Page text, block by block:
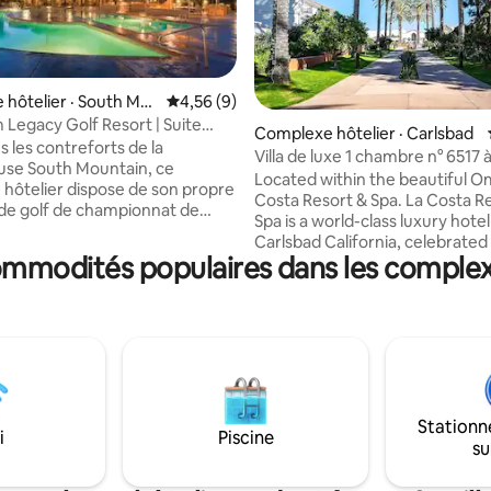
sur 5, 17 commentaires
hôtelier · South Mo
Note moyenne de 4,56 sur 5, 9
4,56 (9)
Legacy Golf Resort | Suite
Blc
les contreforts de la
South Mountain, ce
dispose de son propre
golf de championnat de
Après une journée sur les
et profitez d'une
: mini • Salles de bain : 1 •
: 4 personnes • Lits :
- 1 lit King Size - 1
Complexe hôtelier · Carlsbad
Villa de luxe 1 chambre n° 6517
La Costa Resort
Located within the beautiful
Costa Resort & Spa. La Costa Resort &
Spa is a world-class luxury
Carlsbad California,
championship golf and tennis, Just 3
miles from Legoland and 2
2 legendary golf courses, 17
courts, a state-of-the-art
and multiple dining options — all
spectacular 5-star resort.
populaires dans les
Piscine